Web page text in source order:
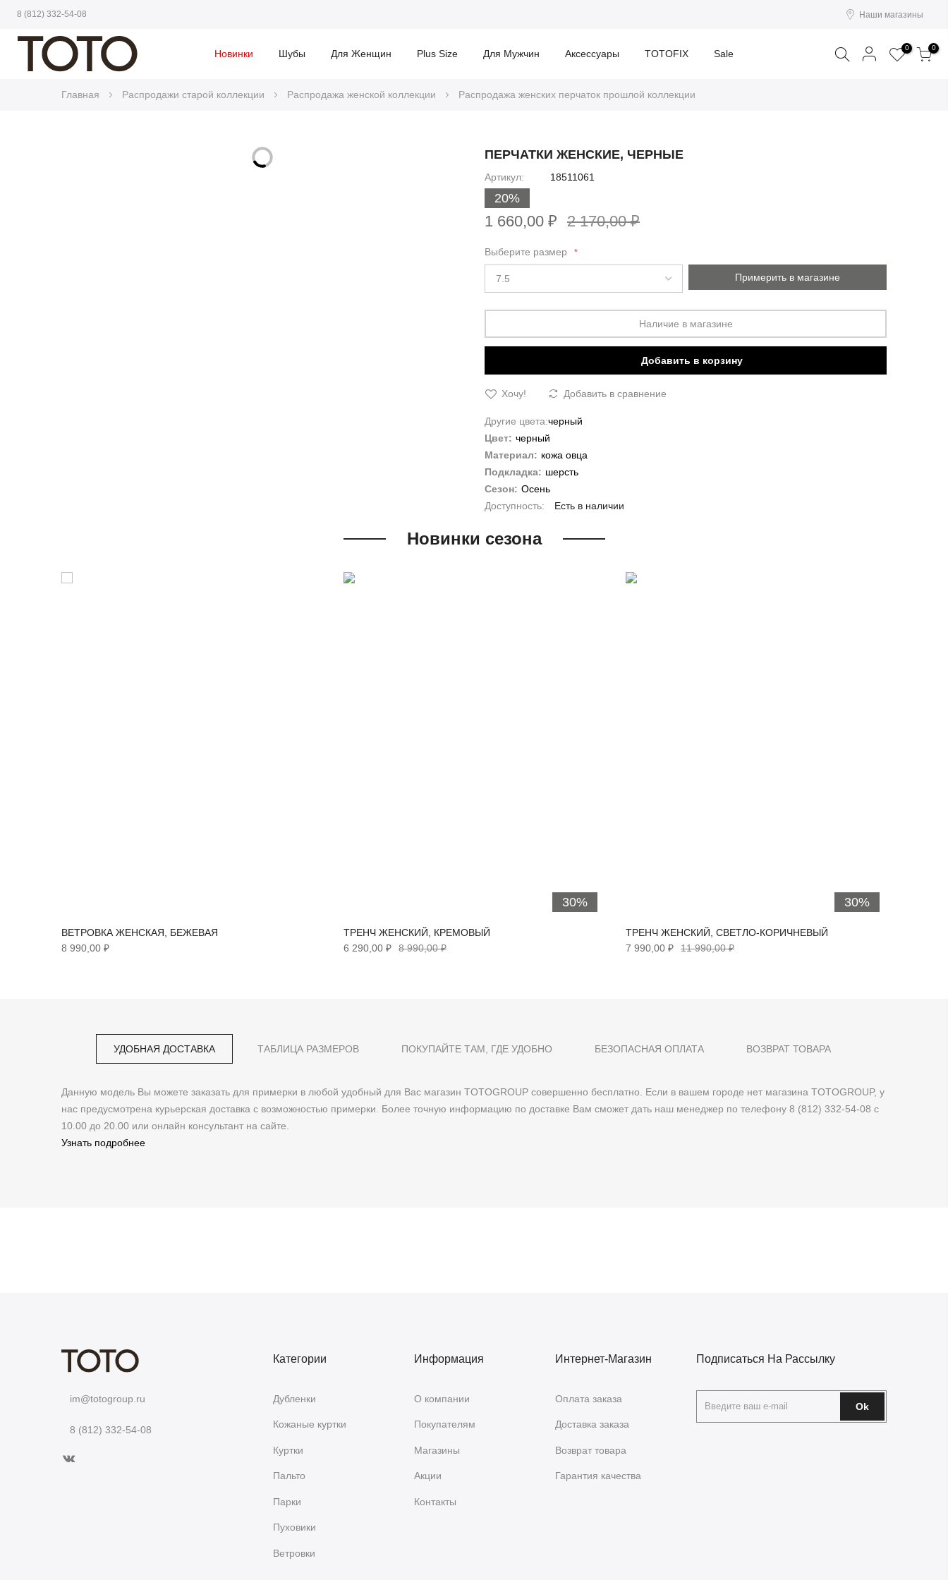
8 (812) 332-54-08 Наши магазины
Новинки Шубы Для Женщин Plus Size Для Мужчин Аксессуары TOTOFIX Sale Поиск 0 0
Главная Распродажи старой коллекции Распродажа женской коллекции Распродажа женских перчаток прошлой коллекции
ПЕРЧАТКИ ЖЕНСКИЕ, ЧЕРНЫЕ
Артикул 18511061
20%
1 660,00 ₽ 2 170,00 ₽
Выберите размер
Примерить в магазине
Наличие в магазине
Добавить в корзину
Хочу! Добавить в сравнение
Другие цвета:черный
Цвет: черный
Материал: кожа овца
Подкладка: шерсть
Сезон: Осень
Есть в наличии
Новинки сезона
ВЕТРОВКА ЖЕНСКАЯ, БЕЖЕВАЯ
8 990,00 ₽
30%
ТРЕНЧ ЖЕНСКИЙ, КРЕМОВЫЙ
6 290,00 ₽
8 990,00 ₽
30%
ТРЕНЧ ЖЕНСКИЙ, СВЕТЛО-КОРИЧНЕВЫЙ
7 990,00 ₽
11 990,00 ₽
УДОБНАЯ ДОСТАВКА
Данную модель Вы можете заказать для примерки в любой удобный для Вас магазин TOTOGROUP совершенно бесплатно. Если в вашем городе нет магазина TOTOGROUP, у
нас предусмотрена курьерская доставка с возможностью примерки. Более точную информацию по доставке Вам сможет дать наш менеджер по телефону 8 (812) 332-54-08 с
10.00 до 20.00 или онлайн консультант на сайте.
Узнать подробнее
ТАБЛИЦА РАЗМЕРОВ ПОКУПАЙТЕ ТАМ, ГДЕ УДОБНО БЕЗОПАСНАЯ ОПЛАТА ВОЗВРАТ ТОВАРА
im@totogroup.ru
8 (812) 332-54-08
Категории
Дубленки
Кожаные куртки
Куртки
Пальто
Парки
Пуховики
Ветровки
Информация
О компании
Покупателям
Магазины
Акции
Контакты
Интернет-Магазин
Оплата заказа
Доставка заказа
Возврат товара
Гарантия качества
Подписаться На Рассылку
Ok